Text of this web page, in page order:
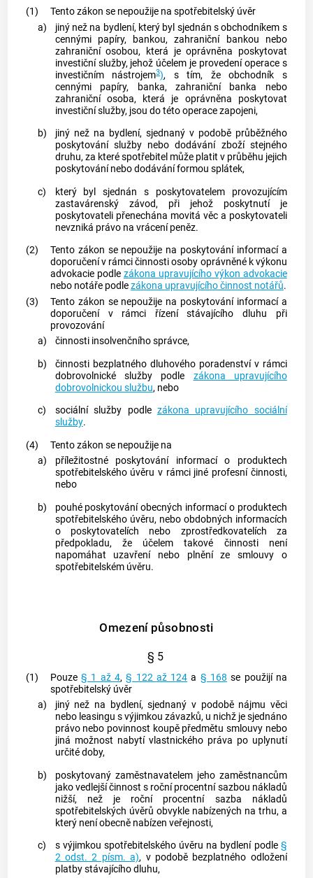
(1) Tento zákon se nepoužije na spotřebitelský úvěr
a)
jiný než na bydlení, který byl sjednán s obchodníkem s
cennými papíry,
bankou, zahraniční bankou nebo
zahraniční osobou, která je oprávněna poskytovat
investiční služby, jehož účelem je provedení operace s
investičním nástrojem3), s tím, že obchodník s
cennými papíry,
banka, zahraniční banka nebo
zahraniční osoba, která je oprávněna poskytovat
investiční služby, jsou do této operace zapojeni,
b)
jiný než na bydlení, sjednaný v podobě průběžného
poskytování služby nebo dodávání zboží stejného
druhu, za kteréspotřebitel může platit v průběhu jejich
poskytování nebo dodávání formou splátek,
c)
který byl sjednán s poskytovatelemprovozujícím
zastavárenský závod, při jehož poskytnutí je
poskytovatelipřenechána movitá věc a poskytovateli
nevzniká právo na vrácení peněz.
(2)
Tento zákon se nepoužije na poskytování informací a
doporučení v rámci činnosti osoby oprávněné k výkonu
advokacie podle zákona upravujícího výkon advokacie
nebo notáře podlezákona upravujícího činnost notářů.
(3)
Tento zákon se nepoužije na poskytování informací a
doporučení v rámci řízení stávajícího dluhu při
provozování
a)
činnosti insolvenčního správce,
b)
činnosti bezplatného dluhového poradenství v rámci
dobrovolnické služby podle zákona upravujícího
dobrovolnickou službu, nebo
c)
sociální služby podle zákona upravujícího sociální
služby.
(4)
Tento zákon se nepoužije na
a)
příležitostné poskytování informací o produktech
spotřebitelského úvěru v rámci jiné profesní činnosti,
nebo
b)
pouhé poskytování obecných informací o produktech
spotřebitelského úvěru, nebo obdobných informacích
o poskytovatelích nebo zprostředkovatelích za
předpokladu, že účelem takové činnosti není
napomáhat uzavření nebo plnění ze smlouvy o
spotřebitelském úvěru.
Omezení působnosti
§ 5
(1) Pouze§ 1 až 4,§ 122 až 124 a § 168 se použijí na
spotřebitelský úvěr
a)
jiný než na bydlení, sjednaný v podobě nájmu věci
nebo leasingu s výjimkou závazků, u nichž je sjednáno
právo nebo povinnost koupě předmětu smlouvy nebo
jiná možnost nabytí vlastnického práva po uplynutí
určité doby,
b)
poskytovaný zaměstnavatelem jeho zaměstnancům
jako vedlejší činnost s roční procentní sazbou nákladů
nižší, než je roční procentní sazba nákladů
spotřebitelských úvěrů obvykle nabízených na trhu, a
který není obecně nabízen veřejnosti,
c)
s výjimkou spotřebitelského úvěru na bydlení podle §
2 odst. 2 písm. a), v podobě bezplatného odložení
platby stávajícího dluhu,